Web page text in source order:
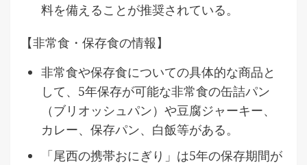
料を備えることが推奨されている。
【非常食・保存食の情報】
非常食や保存食についての具体的な商品と
して、5年保存が可能な非常食の缶詰パン
（ブリオッシュパン）や豆腐ジャーキー、
カレー、保存パン、白飯等がある。
「尾西の携帯おにぎり」は5年の保存期間が